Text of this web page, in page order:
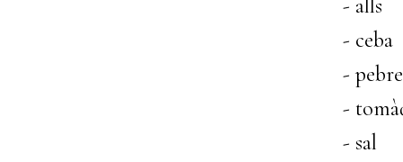
- alls
- ceba
-
-
- sal